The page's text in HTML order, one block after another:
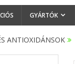
GYÁRTÓK
ANTIOXIDÁNSOK